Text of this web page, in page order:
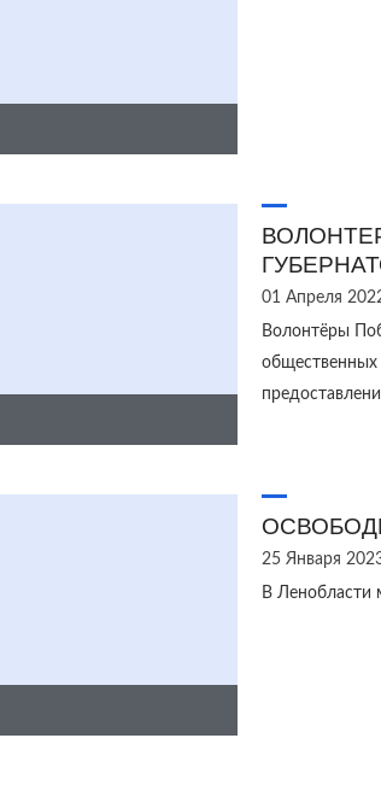
01 Апреля
Волонтёры
общественных
25 Января
В Ленобласти